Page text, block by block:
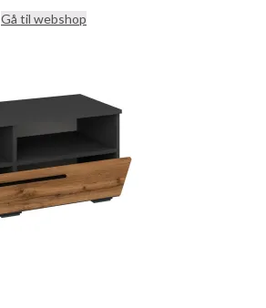
Den
Gå til webshop